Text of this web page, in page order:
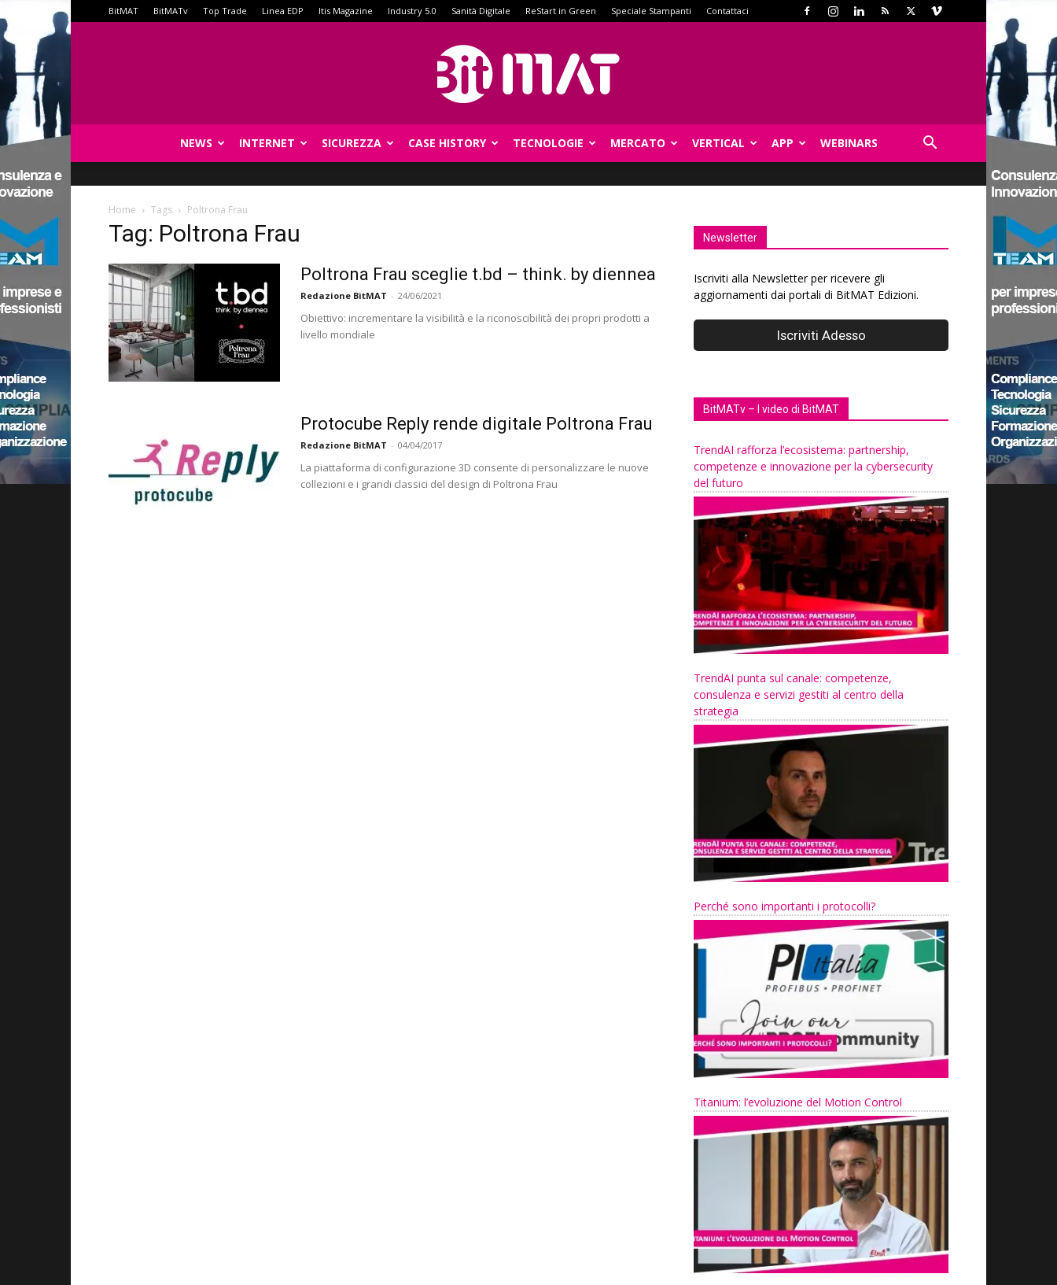
BitMAT BitMATv Top Trade Linea EDP Itis Magazine Industry 5.0 Sanità Digitale ReStart in Green Speciale Stampanti Contattaci
NEWS INTERNET SICUREZZA CASE HISTORY TECNOLOGIE MERCATO VERTICAL APP WEBINARS
Home Tags Poltrona Frau
Tag: Poltrona Frau
Poltrona Frau sceglie t.bd – think. by diennea
Redazione BitMAT - 24/06/2021
Obiettivo: incrementare la visibilità e la riconoscibilità dei propri prodotti a
livello mondiale
Protocube Reply rende digitale Poltrona Frau
Redazione BitMAT - 04/04/2017
La piattaforma di configurazione 3D consente di personalizzare le nuove
collezioni e i grandi classici del design di Poltrona Frau
Newsletter
Iscriviti alla Newsletter per ricevere gli
aggiornamenti dai portali di BitMAT Edizioni.
BitMATv – I video di BitMAT
TrendAI rafforza l’ecosistema: partnership,
competenze e innovazione per la cybersecurity
del futuro
TrendAI punta sul canale: competenze,
consulenza e servizi gestiti al centro della
strategia
Perché sono importanti i protocolli?
Titanium: l’evoluzione del Motion Control